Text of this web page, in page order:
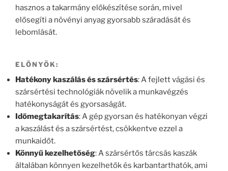
hasznos a takarmány előkészítése során, mivel
elősegíti a növényi anyag gyorsabb száradását és
lebomlását.
ELŐNYÖK:
Hatékony kaszálás és szársértés: A fejlett vágási és
szársértési technológiák növelik a munkavégzés
hatékonyságát és gyorsaságát.
Időmegtakarítás: A gép gyorsan és hatékonyan végzi
a kaszálást és a szársértést, csökkentve ezzel a
munkaidőt.
Könnyű kezelhetőség: A szársértős tárcsás kaszák
általában könnyen kezelhetők és karbantarthatók, ami